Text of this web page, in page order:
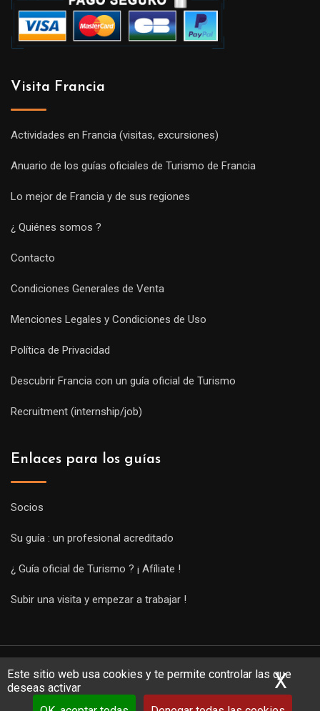
Este sitio web usa cookies y te permite controlar las que
deseas activar
X
Visita Francia
Actividades en Francia (visitas, excursiones)
Anuario de los guías oficiales de Turismo de Francia
Lo mejor de Francia y de sus regiones
¿ Quiénes somos ?
Contacto
Condiciones Generales de Venta
Menciones Legales y Condiciones de Uso
Política de Privacidad
Descubrir Francia con un guía oficial de Turismo
Recruitment (internship/job)
Enlaces para los guías
Socios
Su guía : un profesional acreditado
¿ Guía oficial de Turismo ? ¡ Afíliate !
Subir una visita y empezar a trabajar !